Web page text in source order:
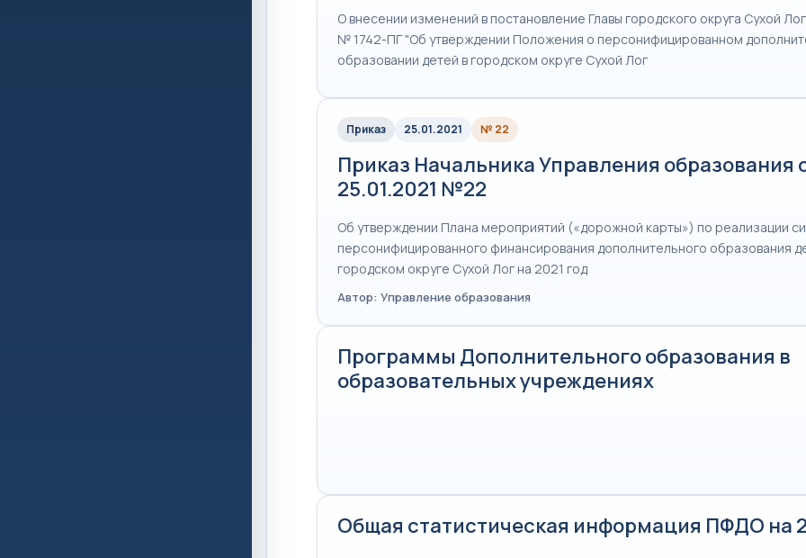
O внесении изменений в постановление Главы городского округа Сухой
№ 1742-ПГ "Об утверждении Положения о персонифицированном
образовании детей в городском округе Сухой Лог
Приказ 25.01.2021 № 22
Приказ Начальника Управления образования
25.01.2021 №22
Об утверждении Плана мероприятий («дорожной карты») по реализации
персонифицированного финансирования дополнительного образования
городском округе Сухой Лог на 2021 год
Автор: Управление образования
Программы Дополнительного образования в
образовательных учреждениях
Общая статистическая информация ПФДО на